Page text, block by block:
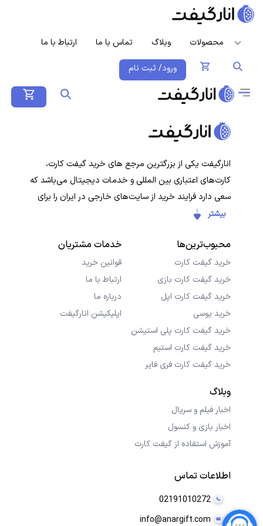
محصولات وبلاگ تماس با ما ارتباط با ما
ورود/ ثبت نام
انارگیفت یکی از بزرگترین مرجع های خرید گیفت کارت،
کارت‌های اعتباری بین المللی و خدمات دیجیتال می‌باشد که
سعی دارد فرایند خرید از سایت‌های خارجی در ایران را برای
کاربران ایرانی ساده‌تر کند. هدف ما ارائه تجربه‌ای سریع، امن و
کاربران با خیال راحت خرید کنند و در کمترین زمان دریافت
کنند.
بیشتر
محبوب‌ترین‌ها
خرید گیفت کارت
خرید گیفت کارت بازی
خرید گیفت کارت اپل
خرید یوسی
خرید گیفت کارت پلی استیشن
خرید گیفت کارت استیم
خرید گیفت کارت فری فایر
خدمات مشتریان
قوانین خرید
ارتباط با ما
درباره ما
اپلیکیشن انارگیفت
وبلاگ
اخبار فیلم و سریال
اخبار بازی و کنسول
آموزش استفاده از گیفت کارت
اطلاعات تماس
02191010272
info@anargift.com